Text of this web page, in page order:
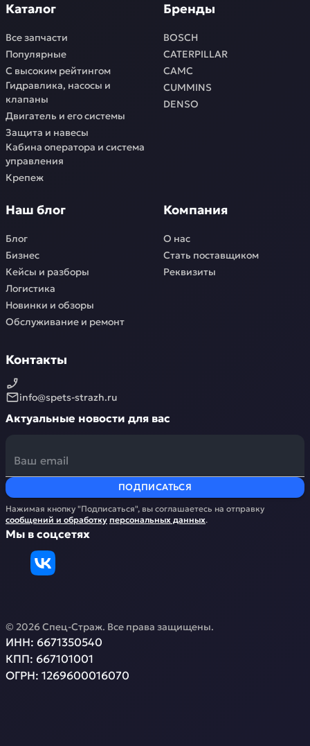
Каталог
Все запчасти
Популярные
С высоким рейтингом
Гидравлика, насосы и
клапаны
Двигатель и его системы
Защита и навесы
Кабина оператора и система
управления
Крепеж
Бренды
BOSCH
CATERPILLAR
CAMC
CUMMINS
DENSO
Наш блог
Блог
Бизнес
Кейсы и разборы
Логистика
Новинки и обзоры
Обслуживание и ремонт
Компания
О нас
Стать поставщиком
Реквизиты
Контакты
info@spets-strazh.ru
Актуальные новости для вас
ПОДПИСАТЬСЯ
Нажимая кнопку "Подписаться", вы соглашаетесь на отправку
сообщений и обработку персональных данных.
Мы в соцсетях
© 2026Спец-Страж. Все права защищены.
ИНН: 6671350540
КПП: 667101001
ОГРН: 1269600016070